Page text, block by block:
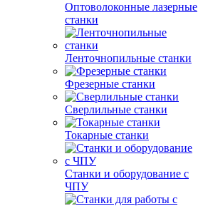
Оптоволоконные лазерные
станки
Ленточнопильные станки
Фрезерные станки
Сверлильные станки
Токарные станки
Станки и оборудование с
ЧПУ